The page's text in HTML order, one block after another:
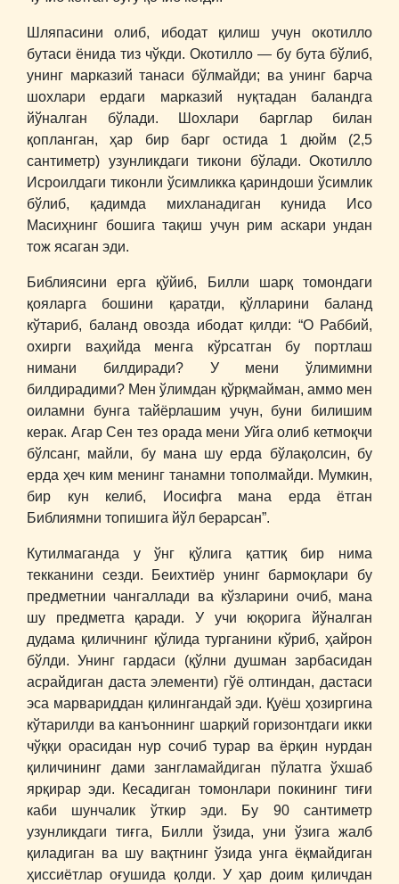
Шляпасини олиб, ибодат қилиш учун окотилло
бутаси ёнида тиз чўкди. Окотилло ― бу бута бўлиб,
унинг марказий танаси бўлмайди; ва унинг барча
шохлари ердаги марказий нуқтадан баландга
йўналган бўлади. Шохлари барглар билан
қопланган, ҳар бир барг остида 1 дюйм (2,5
сантиметр) узунликдаги тикони бўлади. Окотилло
Исроилдаги тиконли ўсимликка қариндоши ўсимлик
бўлиб, қадимда михланадиган кунида Исо
Масиҳнинг бошига тақиш учун рим аскари ундан
тож ясаган эди.
Библиясини ерга қўйиб, Билли шарқ томондаги
қояларга бошини қаратди, қўлларини баланд
кўтариб, баланд овозда ибодат қилди: “О Раббий,
охирги ваҳийда менга кўрсатган бу портлаш
нимани билдиради? У мени ўлимимни
билдирадими? Мен ўлимдан қўрқмайман, аммо мен
оиламни бунга тайёрлашим учун, буни билишим
керак. Агар Сен тез орада мени Уйга олиб кетмоқчи
бўлсанг, майли, бу мана шу ерда бўлақолсин, бу
ерда ҳеч ким менинг танамни тополмайди. Мумкин,
бир кун келиб, Иосифга мана ерда ётган
Библиямни топишига йўл берарсан”.
Кутилмаганда у ўнг қўлига қаттиқ бир нима
текканини сезди. Беихтиёр унинг бармоқлари бу
предметнии чангаллади ва кўзларини очиб, мана
шу предметга қаради. У учи юқорига йўналган
дудама қиличнинг қўлида турганини кўриб, ҳайрон
бўлди. Унинг гардаси (қўлни душман зарбасидан
асрайдиган даста элементи) гўё олтиндан, дастаси
эса марвариддан қилингандай эди. Қуёш ҳозиргина
кўтарилди ва канъоннинг шарқий горизонтдаги икки
чўққи орасидан нур сочиб турар ва ёрқин нурдан
қиличининг дами зангламайдиган пўлатга ўхшаб
ярқирар эди. Кесадиган томонлари покининг тиғи
каби шунчалик ўткир эди. Бу 90 сантиметр
узунликдаги тиғга, Билли ўзида, уни ўзига жалб
қиладиган ва шу вақтнинг ўзида унга ёқмайдиган
ҳиссиётлар оғушида қолди. У ҳар доим қиличдан